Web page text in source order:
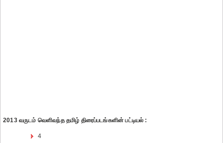
2013 வருடம் வெளிவந்த தமிழ் திரைப்படங்களின் பட்டியல் :
4